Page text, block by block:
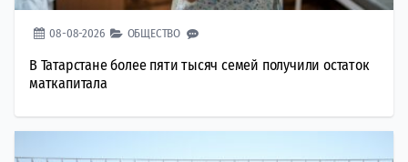
08-08-2026 ОБЩЕСТВО
В Татарстане более пяти тысяч семей получили остаток
маткапитала